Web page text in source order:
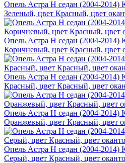
Опель Астра H седан (2004-
Зеленый, цвет Красный, цвет
Опель Астра H седан (2004-
Коричневый, цвет Красный, цвет
Опель Астра H седан (2004-
Красный, цвет Красный, цвет
Опель Астра H седан (2004-
Оранжевый, цвет Красный, цвет
Опель Астра H седан (2004-
Серый, цвет Красный, цвет